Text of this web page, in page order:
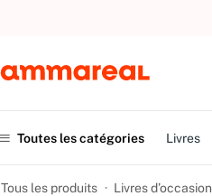
Toutes les catégories Livres
Tous les produits Livres d’occasion